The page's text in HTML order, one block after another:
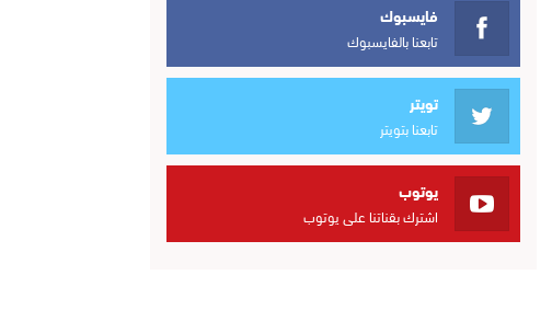
فايسبوك
تابعنا بالفايسبوك
تويتر
تابعنا بتويتر
يوتوب
اشترك بقناتنا على يوتوب